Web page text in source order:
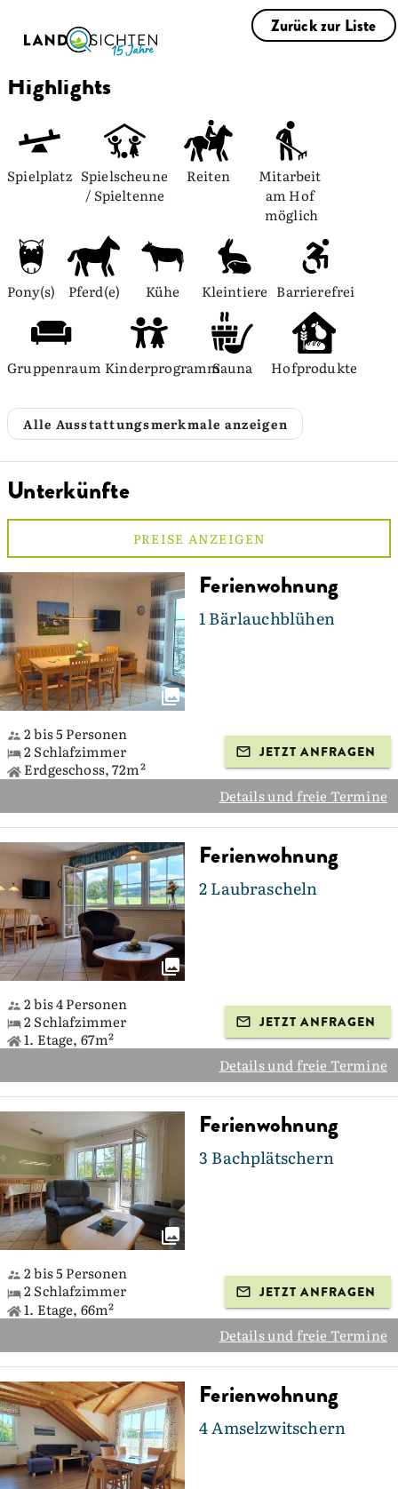
Zurück zur Liste
Highlights
Spielplatz Spielscheune
/ Spieltenne
Reiten
Mitarbeit
am Hof
möglich
Pony(s) Pferd(e) Kühe Kleintiere Barrierefrei
Gruppenraum KinderprogrammSauna Hofprodukte
Alle Ausstattungsmerkmale anzeigen
Unterkünfte
PREISE ANZEIGEN
Ferienwohnung
1 Bärlauchblühen
2 bis 5 Personen
2 Schlafzimmer
Erdgeschoss, 72m²
JETZT ANFRAGEN
Details und freie Termine
Ferienwohnung
2 Laubrascheln
2 bis 4 Personen
2 Schlafzimmer
1. Etage, 67m²
JETZT ANFRAGEN
Details und freie Termine
Ferienwohnung
3 Bachplätschern
2 bis 5 Personen
2 Schlafzimmer
1. Etage, 66m²
JETZT ANFRAGEN
Details und freie Termine
Ferienwohnung
4 Amselzwitschern